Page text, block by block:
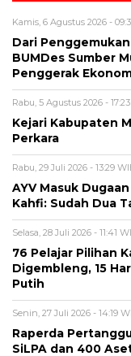
Kamis, 6 Agustus 2026 -
Dari
BUMDes Sumber
Penggerak
Rabu, 5 Agustus 2026 -
Kejari Kabupaten
Perkara
Rabu, 29 Juli 2026 - 13:29
AYV Masuk
Kahfi: Sudah Dua
Selasa, 28 Juli 2026 - 11:41
76 Pelajar Pilihan
Digembleng, 15
Putih
Senin, 27 Juli 2026 - 14:19
Raperda
SiLPA dan 400